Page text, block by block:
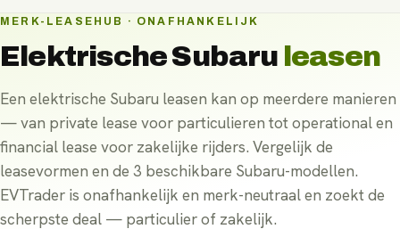
MERK-LEASEHUB · ONAFHANKELIJK
ElektrischeSubaru leasen
Een elektrische Subaru leasen kan op meerdere manieren
— van private lease voor particulieren tot operational en
financial lease voor zakelijke rijders. Vergelijk de
leasevormen en de 3 beschikbare Subaru-modellen.
EVTrader is onafhankelijk en merk-neutraal en zoekt de
scherpste deal — particulier of zakelijk.